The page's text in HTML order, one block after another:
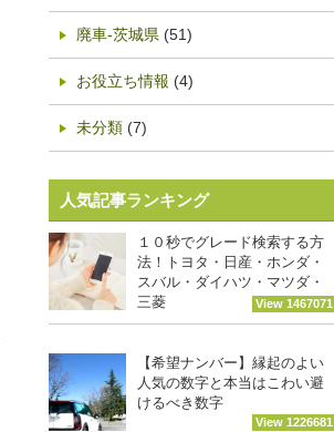
廃車-茨城県 (51)
お役立ち情報 (4)
未分類 (7)
人気記事ランキング
１０秒でグレード検索する方
法！トヨタ・日産・ホンダ・
スバル・ダイハツ・マツダ・
三菱
View 1467071
【希望ナンバー】縁起のよい
人気の数字と本当はこわい避
けるべき数字
View 1226681